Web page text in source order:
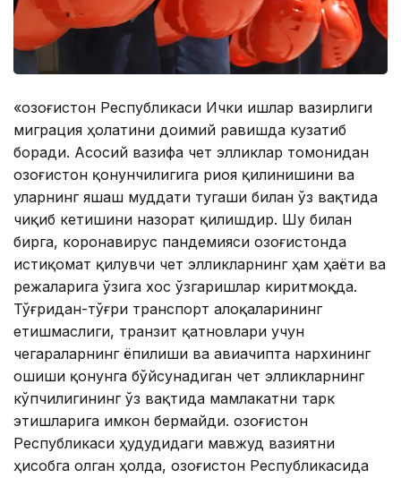
«Қозоғистон Республикаси Ички ишлар вазирлиги
миграция ҳолатини доимий равишда кузатиб
боради. Асосий вазифа чет элликлар томонидан
Қозоғистон қонунчилигига риоя қилинишини ва
уларнинг яшаш муддати тугаши билан ўз вақтида
чиқиб кетишини назорат қилишдир. Шу билан
бирга, коронавирус пандемияси Қозоғистонда
истиқомат қилувчи чет элликларнинг ҳам ҳаёти ва
режаларига ўзига хос ўзгаришлар киритмоқда.
Тўғридан-тўғри транспорт алоқаларининг
етишмаслиги, транзит қатновлари учун
чегараларнинг ёпилиши ва авиачипта нархининг
ошиши қонунга бўйсунадиган чет элликларнинг
кўпчилигининг ўз вақтида мамлакатни тарк
этишларига имкон бермайди. Қозоғистон
Республикаси ҳудудидаги мавжуд вазиятни
ҳисобга олган ҳолда, Қозоғистон Республикасида